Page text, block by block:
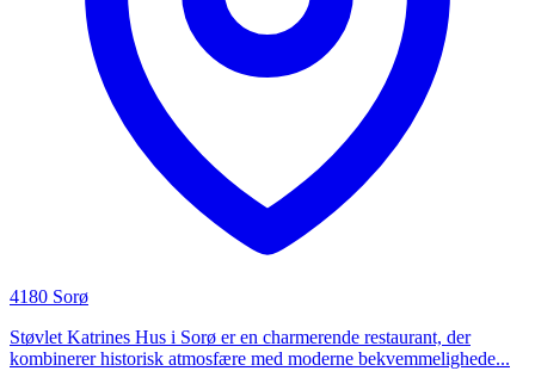
4180 Sorø
Støvlet Katrines Hus i Sorø er en charmerende restaurant, der
kombinerer historisk atmosfære med moderne bekvemmelighede...